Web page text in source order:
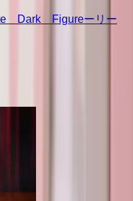
Dark Figureーリー